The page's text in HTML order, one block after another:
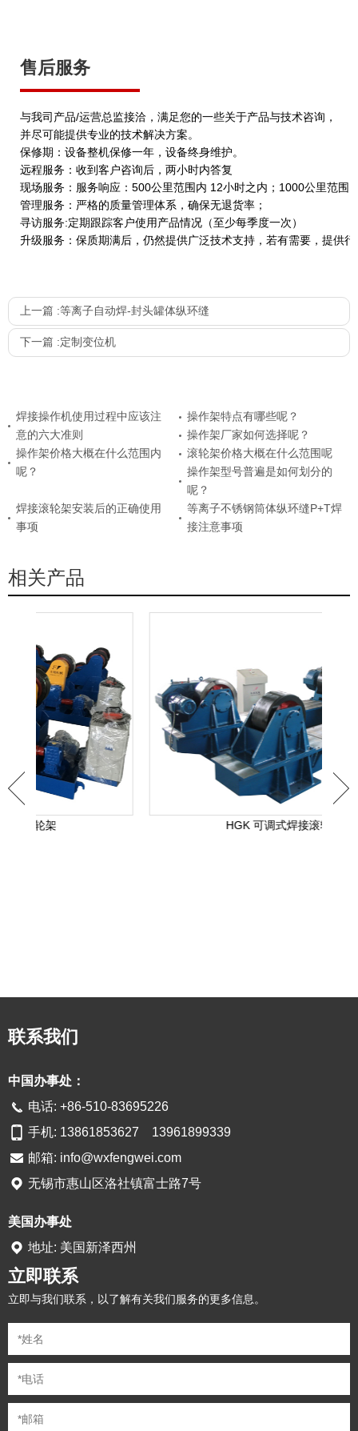
售后服务
与我司产品/运营总监接洽，满足您的一些关于产品与技术咨询，
并尽可能提供专业的技术解决方案。
保修期：设备整机保修一年，设备终身维护。
远程服务：收到客户咨询后，两小时内答复
现场服务：服务响应：500公里范围内 12小时之内；1000公里范围
管理服务：严格的质量管理体系，确保无退货率；
寻访服务:定期跟踪客户使用产品情况（至少每季度一次）
升级服务：保质期满后，仍然提供广泛技术支持，若有需要，提供
上一篇 :等离子自动焊-封头罐体纵环缝
下一篇 :定制变位机
焊接操作机使用过程中应该注
意的六大准则
操作架特点有哪些呢？
操作架厂家如何选择呢？
操作架价格大概在什么范围内
呢？
滚轮架价格大概在什么范围呢
操作架型号普遍是如何划分的
呢？
焊接滚轮架安装后的正确使用
事项
等离子不锈钢筒体纵环缝P+T焊
接注意事项
相关产品
HGK 可调式焊接滚轮架
联系我们
中国办事处：
电话: +86-510-83695226
手机: 13861853627 13961899339
邮箱: info@wxfengwei.com
无锡市惠山区洛社镇富士路7号
美国办事处
地址: 美国新泽西州
立即联系
立即与我们联系，以了解有关我们服务的更多信息。